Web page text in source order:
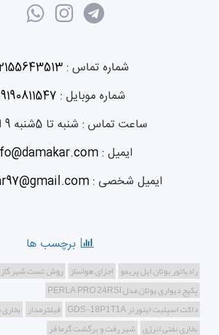
شماره تماس :
شماره موبایل :
ساعت تماس : شنبه تا 5شنبه 9 الی 18
ایمیل :
ایمیل شخصی :
برچسب ها
رادیاتور بوتان ایل پریمو اجزای هواساز روش تست شیر گاز
پکیج دیواری بوتان مدل PERLA PRO 24RSI
داکت اسپلیت اینورتر GDS-18P1T1A
فیلترمدار
بخاری نفتی انرژِی شیر رفت و برگشت گرما فر